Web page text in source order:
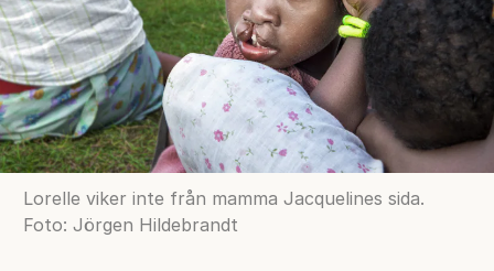
Lorelle viker inte från mamma Jacquelines sida.
Foto: Jörgen Hildebrandt